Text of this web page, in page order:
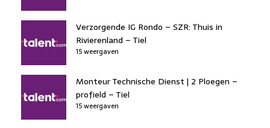
Verzorgende IG Rondo – SZR: Thuis in
Rivierenland – Tiel
15 weergaven
Monteur Technische Dienst | 2 Ploegen –
profield – Tiel
15 weergaven